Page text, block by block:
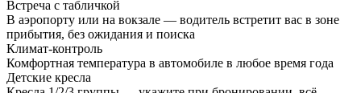
Встреча с табличкой
В аэропорту или на вокзале — водитель встретит вас в зоне
прибытия, без ожидания и поиска
Климат-контроль
Комфортная температура в автомобиле в любое время года
Детские кресла